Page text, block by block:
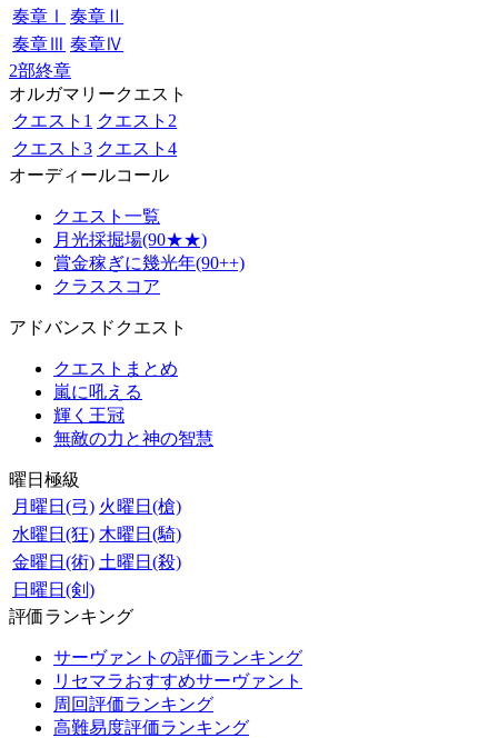
奏章Ⅰ
奏章Ⅱ
奏章Ⅲ 奏章Ⅳ
2部終章
オルガマリークエスト
クエスト1 クエスト2
クエスト3 クエスト4
オーディールコール
クエスト一覧
月光採掘場(90★★)
賞金稼ぎに幾光年(90++)
クラススコア
アドバンスドクエスト
クエストまとめ
嵐に吼える
輝く王冠
無敵の力と神の智慧
曜日極級
月曜日(弓) 火曜日(槍)
水曜日(狂) 木曜日(騎)
金曜日(術) 土曜日(殺)
日曜日(剣)
評価ランキング
サーヴァントの評価ランキング
リセマラおすすめサーヴァント
周回評価ランキング
高難易度評価ランキング